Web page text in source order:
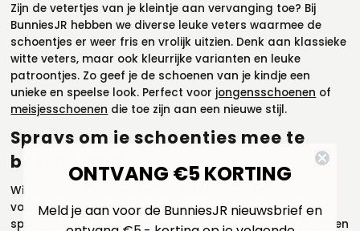
Zijn de vetertjes van je kleintje aan vervanging toe? Bij
BunniesJR hebben we diverse leuke veters waarmee de
schoentjes er weer fris en vrolijk uitzien. Denk aan klassieke
witte veters, maar ook kleurrijke varianten en leuke
patroontjes. Zo geef je de schoenen van je kindje een
unieke en speelse look. Perfect voor jongensschoenen of
meisjesschoenen die toe zijn aan een nieuwe stijl.
Sprays om je schoentjes mee te
beschermen
Wil je nieuwe kinderschoenen beschermen tegen vuil en
vocht? Gebruik dan de DFNS Footwear Protector. Deze
spray maakt de schoentjes van je kindje bestendiger tegen
ONTVANG €5 KORTING
Meld je aan voor de BunniesJR nieuwsbrief en